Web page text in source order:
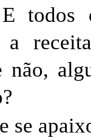
todos
a
não,
se